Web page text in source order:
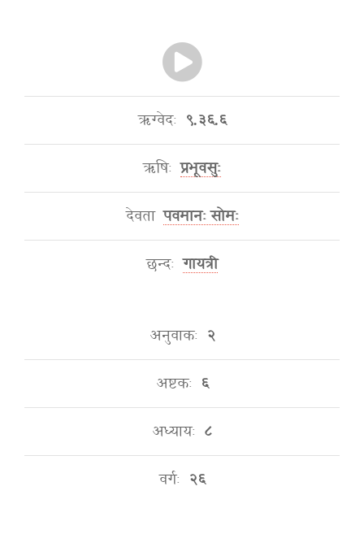
ऋग्वेदः ९.३६.६
ऋषिः प्रभूवसुः
देवता पवमानः सोमः
छन्दः गायत्री
अनुवाकः २
अष्टकः ६
अध्यायः ८
वर्गः २६